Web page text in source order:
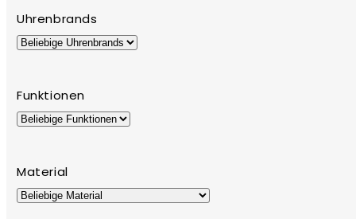
Uhrenbrands
Funktionen
Material